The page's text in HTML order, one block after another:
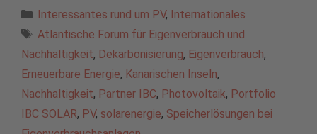
Kategorien
Interessantes rund um PV, Internationales
Schlagwörter
Atlantische Forum für Eigenverbrauch und
Nachhaltigkeit, Dekarbonisierung, Eigenverbrauch,
Erneuerbare Energie, Kanarischen Inseln,
Nachhaltigkeit, Partner IBC, Photovoltaik, Portfolio
IBC SOLAR, PV, solarenergie, Speicherlösungen bei